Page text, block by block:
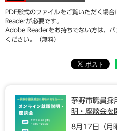
PDF形式のファイルをご覧いただく場
Readerが必要です。
Adobe Readerをお持ちでない方は、バ
ください。（無料）
茅野市職員採
明・座談会を
8月17日（月